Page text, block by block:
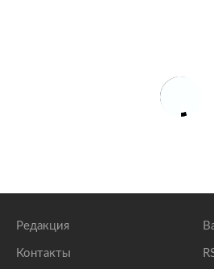
Редакция
Контакты